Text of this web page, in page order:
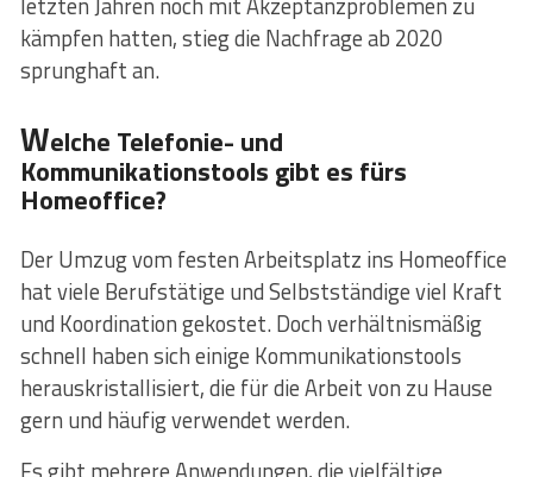
kämpfen hatten, stieg die Nachfrage ab 2020
sprunghaft an.
Welche Telefonie- und
Kommunikationstools gibt es fürs
Homeoffice?
Der Umzug vom festen Arbeitsplatz ins Homeoffice
hat viele Berufstätige und Selbstständige viel Kraft
und Koordination gekostet. Doch verhältnismäßig
schnell haben sich einige Kommunikationstools
herauskristallisiert, die für die Arbeit von zu Hause
gern und häufig verwendet werden.